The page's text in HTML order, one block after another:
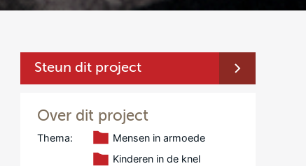
Steun dit project
Over dit project
Thema:
Mensen in armoede
Kinderen in de knel